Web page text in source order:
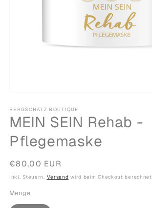
in
Modal
öffnen
BERGSCHATZ BOUTIQUE
MEIN SEIN Rehab -
Pflegemaske
Normaler
Preis
€80,00 EUR
Inkl. Steuern. Versand wird beim Checkout berechnet
Menge